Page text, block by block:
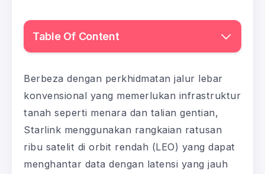
Table Of Content
Berbeza dengan perkhidmatan jalur lebar
konvensional yang memerlukan infrastruktur
tanah seperti menara dan talian gentian,
Starlink menggunakan rangkaian ratusan
ribu satelit di orbit rendah (LEO) yang dapat
menghantar data dengan latensi yang jauh